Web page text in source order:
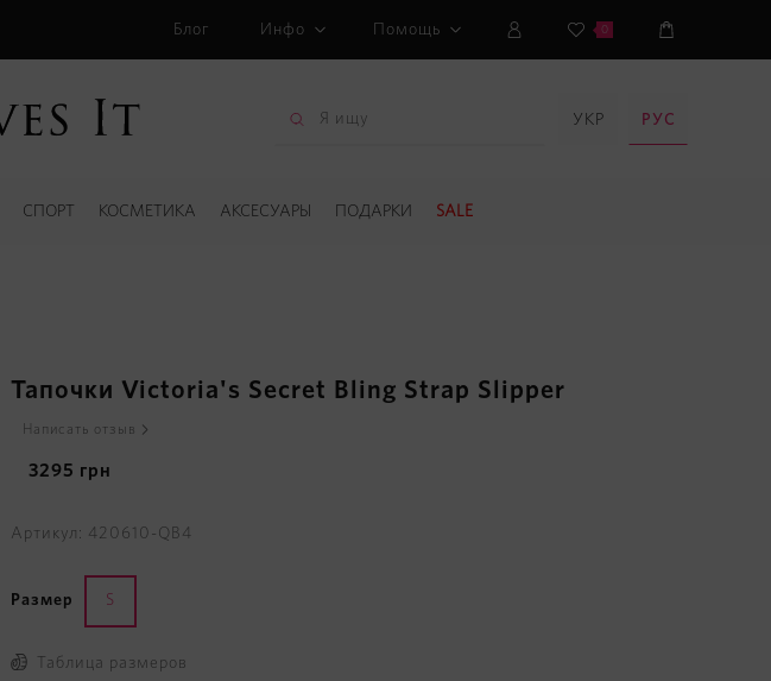
УКР РУС
Блог Инфо Помощь 0
СПОРТ КОСМЕТИКА АКСЕСУАРЫ ПОДАРКИ SALE
Тапочки Victoria's Secret Bling Strap Slipper
Написать отзыв
3295 грн
Артикул: 420610-QB4
Размер S
Таблица размеров